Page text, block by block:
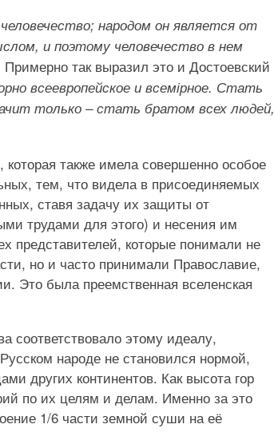
народом он является от
и поэтому человечество в нем
так выразил это и Достоевский
всеевропейское и всемірное. Стать
только – стать братом всех людей,
также имела совершенно особое
тем, что видела в присоединяемых
ставя задачу их защиты от
трудами для этого) и несения им
представителей, которые понимали не
но и часто принимали Православие,
Это была преемственная вселенская
соответствовало этому идеалу,
народе не становился нормой,
других континентов. Как высота гор
по их целям и делам. Именно за это
1/6 части земной суши на её